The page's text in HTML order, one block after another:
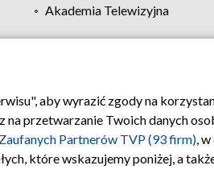
Akademia Telewizyjna
Regulamin TVP Polityka
aby wyrazić zgody na
przetwarzanie Twoich danych
Zaufanych Partnerów TVP (93 firm),
które wskazujemy poniżej, a